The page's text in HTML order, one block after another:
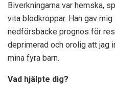
Biverkningarna var hemska,
vita blodkroppar. Han gav
nedförsbacke prognos för
deprimerad och orolig att jag
mina fyra barn.
Vad hjälpte dig?